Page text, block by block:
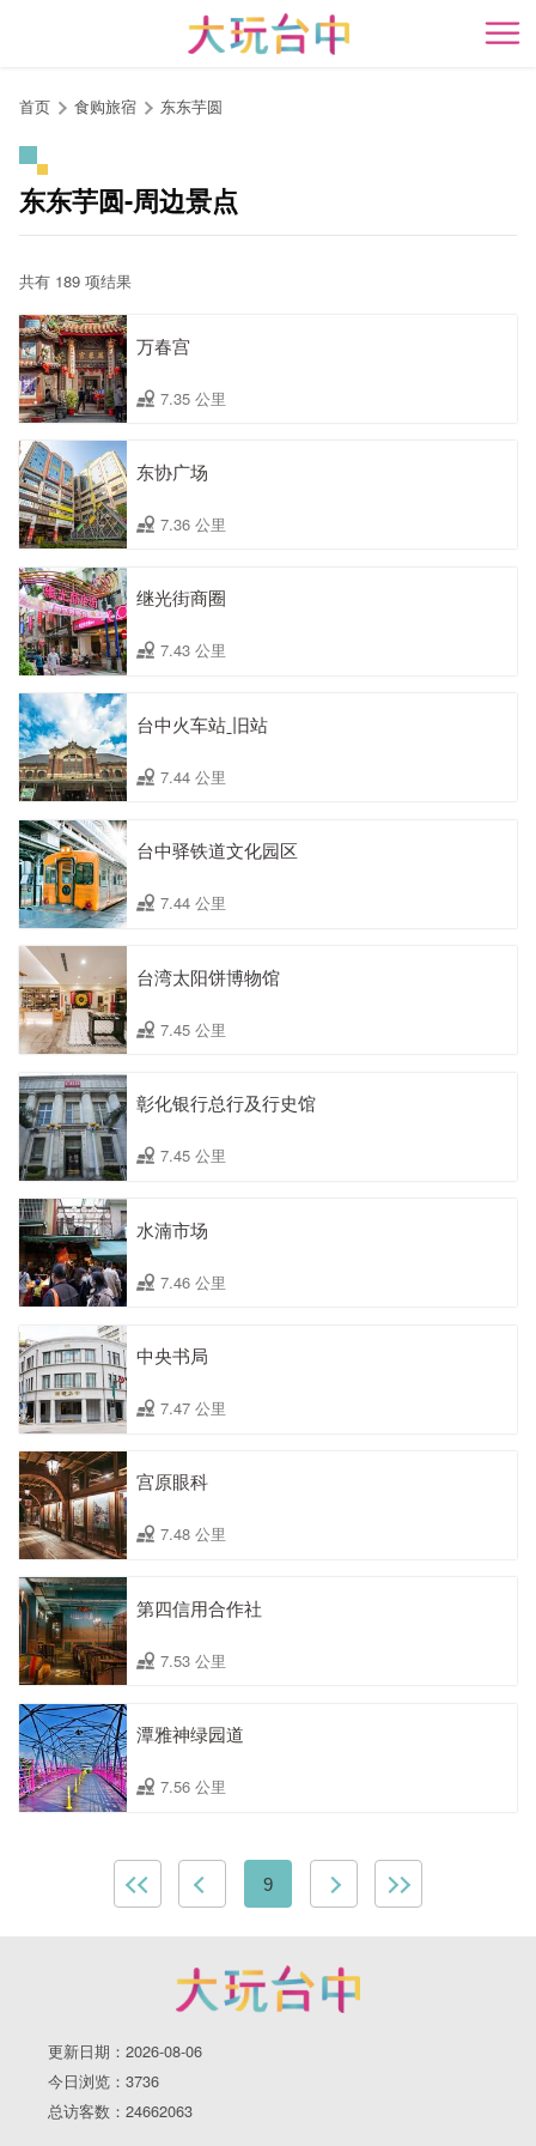
开
首页 食购旅宿 东东芋圆
东东芋圆-周边景点
共有 189 项结果
万春宫
7.35 公里
东协广场
7.36 公里
继光街商圈
7.43 公里
台中火车站ˍ旧站
7.44 公里
台中驿铁道文化园区
7.44 公里
台湾太阳饼博物馆
7.45 公里
彰化银行总行及行史馆
7.45 公里
水湳市场
7.46 公里
中央书局
7.47 公里
宫原眼科
7.48 公里
第四信用合作社
7.53 公里
潭雅神绿园道
7.56 公里
9
更新日期：2026-08-06
今日浏览：3736
总访客数：24662063